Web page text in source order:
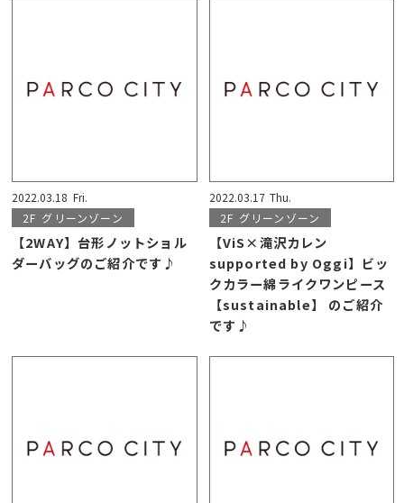
2022.03.18 Fri.
2F グリーンゾーン
【2WAY】台形ノットショル
ダーバッグのご紹介です♪
2022.03.17 Thu.
2F グリーンゾーン
【ViS×滝沢カレン
supported by Oggi】ビッ
クカラー綿ライクワンピース
【sustainable】 のご紹介
です♪